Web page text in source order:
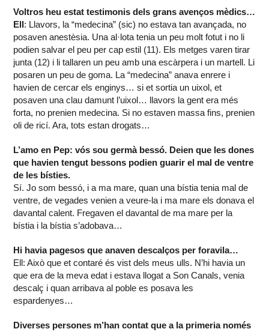
Voltros heu estat testimonis dels grans avenços mèdics…
Ell: Llavors, la “medecina” (sic) no estava tan avançada, no
posaven anestèsia. Una al·lota tenia un peu molt fotut i no li
podien salvar el peu per cap estil (11). Els metges varen tirar
junta (12) i li tallaren un peu amb una escàrpera i un martell. Li
posaren un peu de goma. La “medecina” anava enrere i
havien de cercar els enginys… si et sortia un uixol, et
posaven una clau damunt l’uixol… llavors la gent era més
forta, no prenien medecina. Si no estaven massa fins, prenien
oli de ricí. Ara, tots estan drogats…
L’amo en Pep: vós sou germà bessó. Deien que les dones
que havien tengut bessons podien guarir el mal de ventre
de les bísties.
Sí. Jo som bessó, i a ma mare, quan una bístia tenia mal de
ventre, de vegades venien a veure-la i ma mare els donava el
davantal calent. Fregaven el davantal de ma mare per la
bístia i la bístia s’adobava…
Hi havia pagesos que anaven descalços per foravila…
Ell: Això que et contaré és vist dels meus ulls. N’hi havia un
que era de la meva edat i estava llogat a Son Canals, venia
descalç i quan arribava al poble es posava les
espardenyes…
Diverses persones m’han contat que a la primeria només